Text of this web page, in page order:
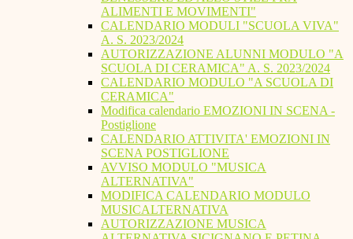
ALIMENTI E MOVIMENTI"
CALENDARIO MODULI "SCUOLA VIVA"
A. S. 2023/2024
AUTORIZZAZIONE ALUNNI MODULO "A
SCUOLA DI CERAMICA" A. S. 2023/2024
CALENDARIO MODULO "A SCUOLA DI
CERAMICA"
Modifica calendario EMOZIONI IN SCENA -
Postiglione
CALENDARIO ATTIVITA' EMOZIONI IN
SCENA POSTIGLIONE
AVVISO MODULO "MUSICA
ALTERNATIVA"
MODIFICA CALENDARIO MODULO
MUSICALTERNATIVA
AUTORIZZAZIONE MUSICA